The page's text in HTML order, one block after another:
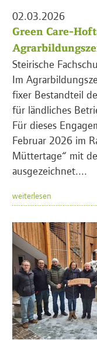
02.03.2026
Green Care-
Steirische
Im
fixer Bestandteil
für ländliches
Für dieses
Februar 2026 im
Müttertage“ mit
ausgezeichnet....
weiterlesen